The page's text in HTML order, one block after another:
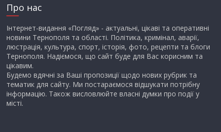
Про нас
Інтернет-видання «Погляд» - актуальні, цікаві та оперативні
новини Тернополя та області. Політика, кримінал, аварії,
люстрація, культура, спорт, історія, фото, рецепти та блоги
Тернополя. Надіємося, що сайт буде для Вас корисним та
цікавим.
Будемо вдячні за Ваші пропозиції щодо нових рубрик та
тематик для сайту. Ми постараємося відшукати потрібну
інформацію. Також висловлюйте власні думки про події у
місті.